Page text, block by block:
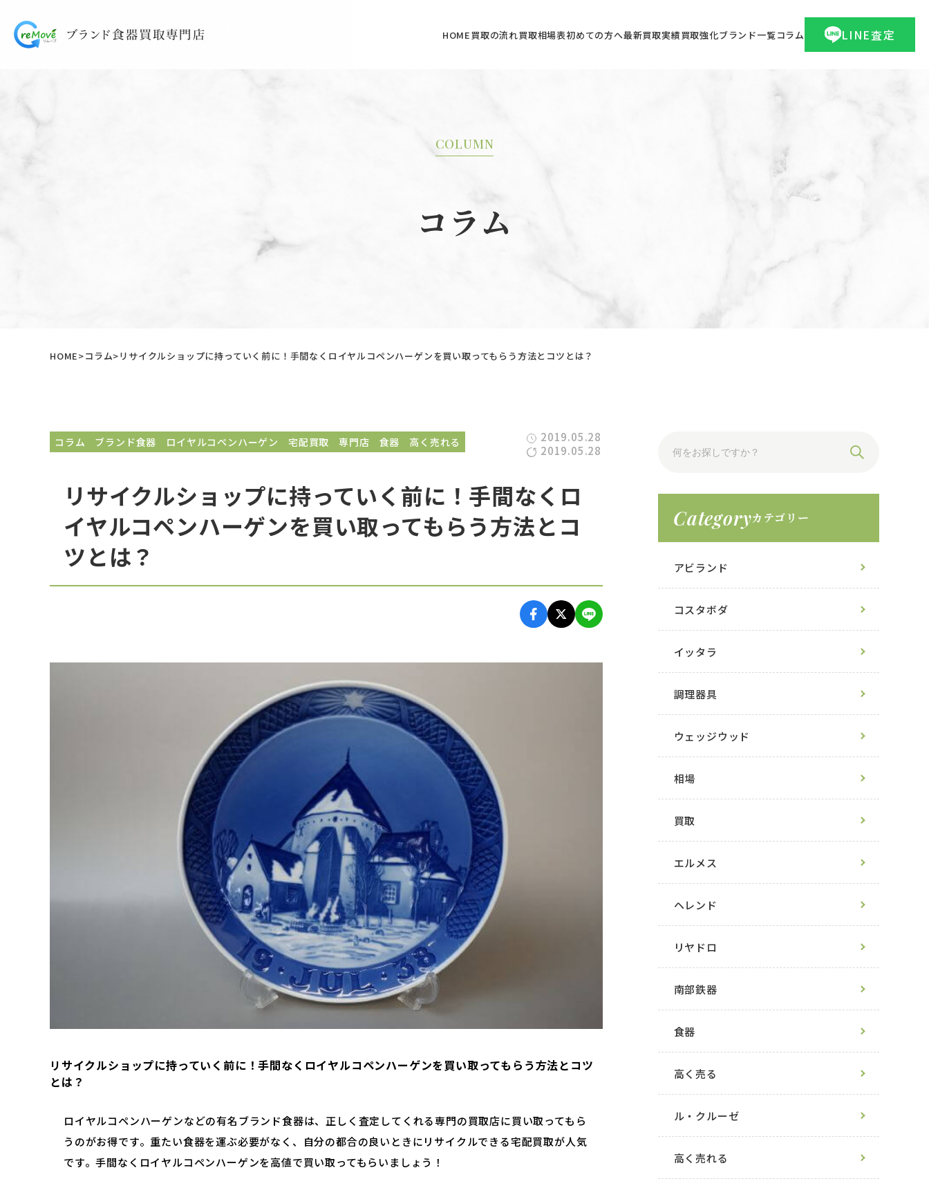
HOME買取の流れ買取相場表初めての方へ最新買取実績買取強化ブランド一覧コラム LINE査定
COLUMN
コラム
HOME コラム リサイクルショップに持っていく前に！手間なくロイヤルコペンハーゲンを買い取ってもらう方法とコツとは？
コラム ブランド食器 ロイヤルコペンハーゲン 宅配買取 専門店 食器 高く売れる
2019.05.28
2019.05.28
リサイクルショップに持っていく前に！手間なくロ
イヤルコペンハーゲンを買い取ってもらう方法とコ
ツとは？
リサイクルショップに持っていく前に！手間なくロイヤルコペンハーゲンを買い取ってもらう方法とコツ
とは？
ロイヤルコペンハーゲンなどの有名ブランド食器は、正しく査定してくれる専門の買取店に買い取ってもら
うのがお得です。重たい食器を運ぶ必要がなく、自分の都合の良いときにリサイクルできる宅配買取が人気
です。手間なくロイヤルコペンハーゲンを高値で買い取ってもらいましょう！
Categoryカテゴリー
アビランド
コスタボダ
イッタラ
調理器具
ウェッジウッド
相場
買取
エルメス
ヘレンド
リヤドロ
南部鉄器
食器
高く売る
ル・クルーゼ
高く売れる